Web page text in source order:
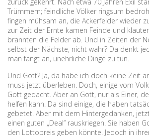
Trümmern; feindliche Völker ringsum
fingen mühsam an, die Ackerfelder wieder
zur Zeit der Ernte kamen Feinde und
brannten die Felder ab. Und in Zeiten der
selbst der Nächste, nicht wahr? Da denkt
man fängt an, unehrliche Dinge zu tun.
Und Gott? Ja, da habe ich doch keine Zeit
muss jetzt überleben. Doch, einige vom
Gott gedacht. Aber an Gott, nur als Einer,
helfen kann. Da sind einige, die haben
gebetet. Aber mit dem Hintergedanken,
einen guten „Deal“ rauskriegen. Sie haben
den Lottopreis geben könnte. Jedoch in